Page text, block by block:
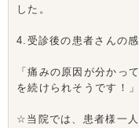
した。
4.受診後の患者さんの
「痛みの原因が分かっ
を続けられそうです！
☆当院では、患者様一